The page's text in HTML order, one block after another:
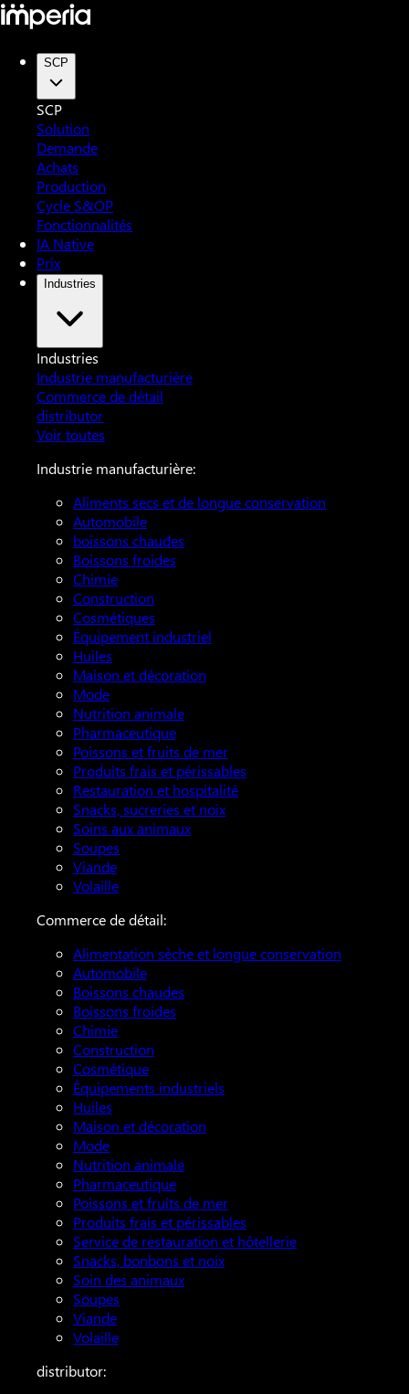
SCP
SCP
Solution
Demande
Achats
Production
Cycle S&OP
Fonctionnalités
IA Native
Prix
Industries
Industries
Industrie manufacturière
Commerce de détail
distributor
Voir toutes
Industrie manufacturière:
Aliments secs et de longue conservation
Automobile
boissons chaudes
Boissons froides
Chimie
Construction
Cosmétiques
Équipement industriel
Huiles
Maison et décoration
Mode
Nutrition animale
Pharmaceutique
Poissons et fruits de mer
Produits frais et périssables
Restauration et hospitalité
Snacks, sucreries et noix
Soins aux animaux
Soupes
Viande
Volaille
Commerce de détail:
Alimentation sèche et longue conservation
Automobile
Boissons chaudes
Boissons froides
Chimie
Construction
Cosmétique
Équipements industriels
Huiles
Maison et décoration
Mode
Nutrition animale
Pharmaceutique
Poissons et fruits de mer
Produits frais et périssables
Service de restauration et hôtellerie
Snacks, bonbons et noix
Soin des animaux
Soupes
Viande
Volaille
distributor: